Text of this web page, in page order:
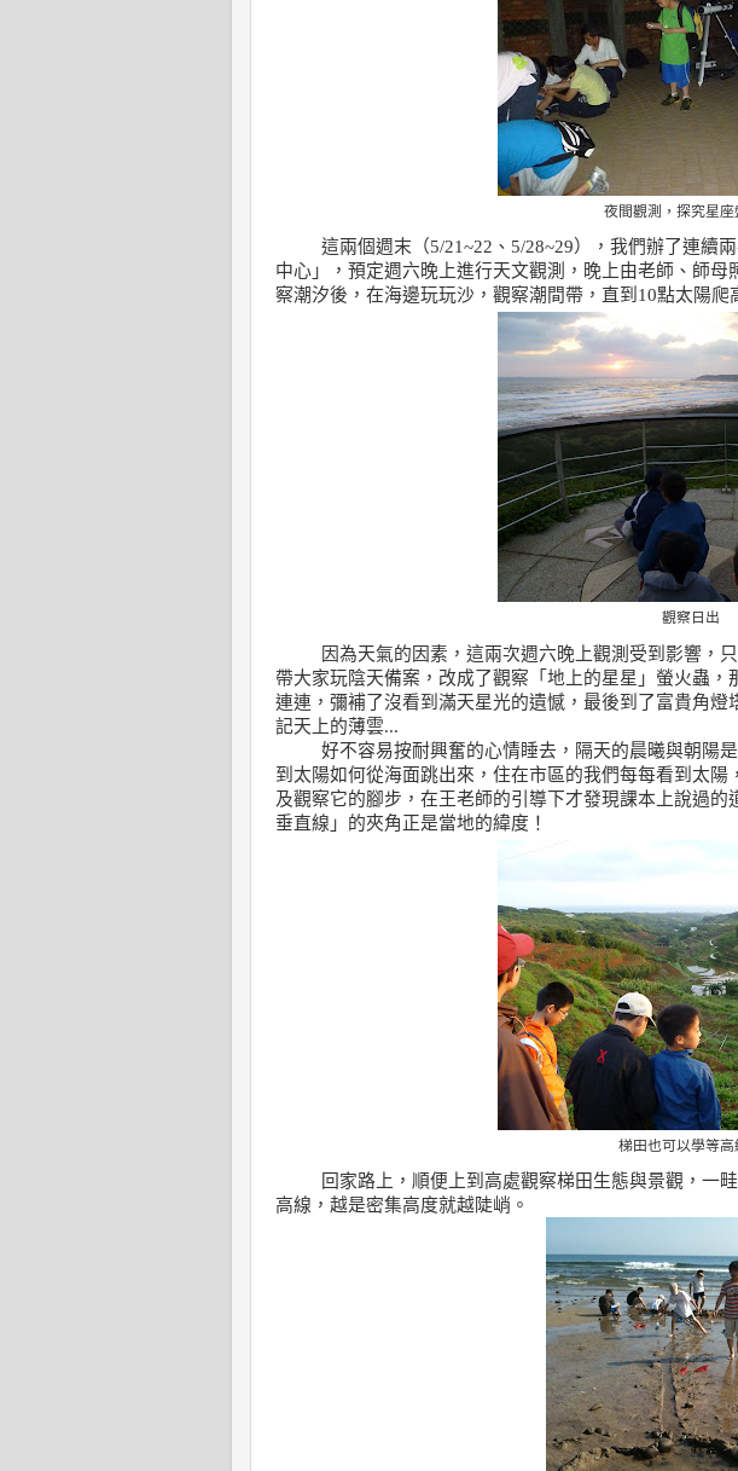
夜間觀測，探究星座
這兩個週末 （5/21~22 、 5/28~29）， 我們辦了連續
中心 」， 預定週六晚上進行天文觀測 ， 晚上由老師、師母
察潮汐後 ， 在海邊玩玩沙 ， 觀察潮間帶 ， 直到 10點太陽爬
觀察日出
因為天氣的因素 ， 這兩次週六晚上觀測受到影響 ，
帶大家玩陰天備案 ， 改成了觀察 「 地上的星星 」 螢火蟲 ，
連連 ， 彌補了沒看到滿天星光的遺憾 ， 最後到了富貴角燈
記天上的薄雲...
好不容易按耐興奮的心情睡去 ， 隔天的晨曦與朝陽
到太陽如何從海面跳出來 ， 住在市區的我們每每看到太陽 ，
及觀察它的腳步 ， 在王老師的引導下才發現課本上說過的
垂直線 」 的夾角正是當地的緯度！
梯田也可以學等高
回家路上 ， 順便上到高處觀察梯田生態與景觀， 一
高線 ， 越是密集高度就越陡峭。